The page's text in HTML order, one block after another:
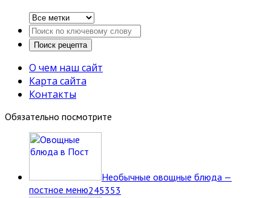
О чем наш сайт
Карта сайта
Контакты
Обязательно посмотрите
Необычные овощные блюда —
постное меню245353